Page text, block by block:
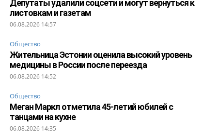
Депутаты удалили соцсети и могут вернуться к
листовкам и газетам
06.08.2026 14:57
Общество
Жительница Эстонии оценила высокий уровень
медицины в России после переезда
06.08.2026 14:52
Общество
Меган Маркл отметила 45-летий юбилей с
танцами на кухне
06.08.2026 14:35